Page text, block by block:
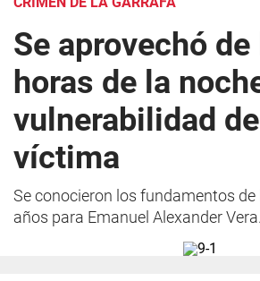
Se aprovechó de
horas de la
vulnerabilidad
víctima
Se conocieron los fundamentos de
años para Emanuel Alexander Vera.